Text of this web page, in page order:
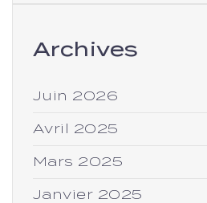
Archives
Juin 2026
Avril 2025
Mars 2025
Janvier 2025